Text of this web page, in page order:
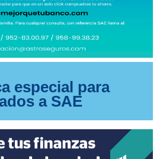
especial para
a SAE